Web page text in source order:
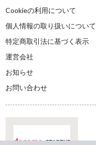
Cookieの利用について
個人情報の取り扱いについて
特定商取引法に基づく表示
運営会社
お知らせ
お問い合わせ